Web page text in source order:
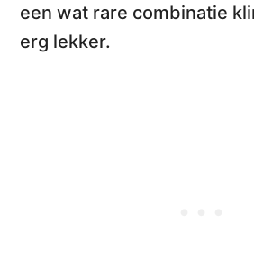
een wat rare combinatie
erg lekker.